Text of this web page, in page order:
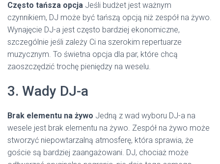
Często tańsza opcja Jeśli budżet jest ważnym
czynnikiem, DJ może być tańszą opcją niż zespół na żywo.
Wynajęcie DJ-a jest często bardziej ekonomiczne,
szczególnie jeśli zależy Ci na szerokim repertuarze
muzycznym. To świetna opcja dla par, które chcą
zaoszczędzić trochę pieniędzy na weselu.
3. Wady DJ-a
Brak elementu na żywo Jedną z wad wyboru DJ-a na
wesele jest brak elementu na żywo. Zespół na żywo może
stworzyć niepowtarzalną atmosferę, która sprawia, że
goście są bardziej zaangażowani. DJ, chociaż może